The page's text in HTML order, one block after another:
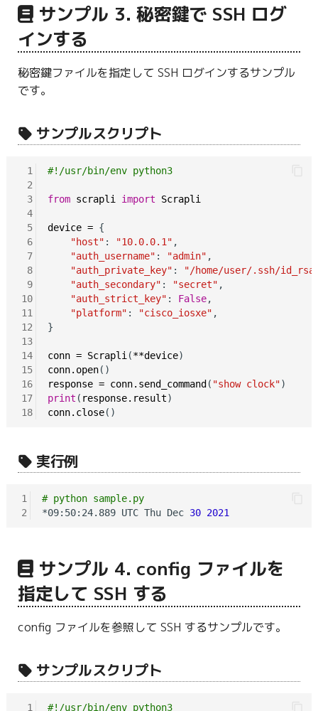
サンプル 3. 秘密鍵で SSH ログ
インする
秘密鍵ファイルを指定して SSH ログインするサンプル
です。
サンプルスクリプト
1
2
3
4
5
6
7
8
9
10
11
12
13
14
15
16
17
18
#!/usr/bin/env python3
from scrapli import Scrapli
device = {
"host" : "10.0.0.1" ,
"auth_username" : "admin" ,
"auth_private_key" :
"/home/user/.ssh/
"auth_secondary" : "secret" ,
"auth_strict_key" : False,
"platform" : "cisco_iosxe" ,
}
conn = Scrapli (**device
conn.open
response = conn.send_command ( "show clock"
print ( response.result
conn.close
実行例
1
2
# python sample.py
*09:50:24.889 UTC Thu Dec 30 2021
サンプル 4. config ファイルを
指定して SSH する
config ファイルを参照して SSH するサンプルです。
サンプルスクリプト
1 #!/usr/bin/env python3